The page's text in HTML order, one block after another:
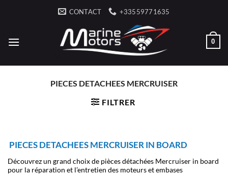
CONTACT +33559771635
0
PIECES DETACHEES MERCRUISER
FILTRER
PIECES DETACHEES MERCRUISER IN BOARD
Découvrez un grand choix de pièces détachées Mercruiser in board
pour la réparation et l’entretien des moteurs et embases